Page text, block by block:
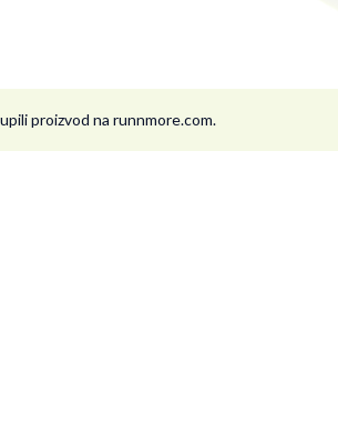
proizvod na runnmore.com.